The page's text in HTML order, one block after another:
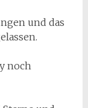
und das
noch